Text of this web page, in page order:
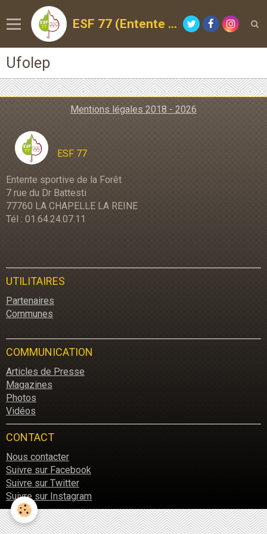
ESF 77 (Entente Sportive de la Forêt)
Ufolep
Mentions légales 2018 - 2026
ESF 77
Entente sportive de la Forêt
7 rue du Dr Battesti
77760 LA CHAPELLE LA REINE
Tél : 01.64.24.07.11
UTILITAIRES
Partenaires
Communes
COMMUNICATION
Articles de Presse
Magazines
Photos
Vidéos
CONTACT
Nous contacter
Suivre sur Facebook
Suivre sur Twitter
Suivre sur Instagram